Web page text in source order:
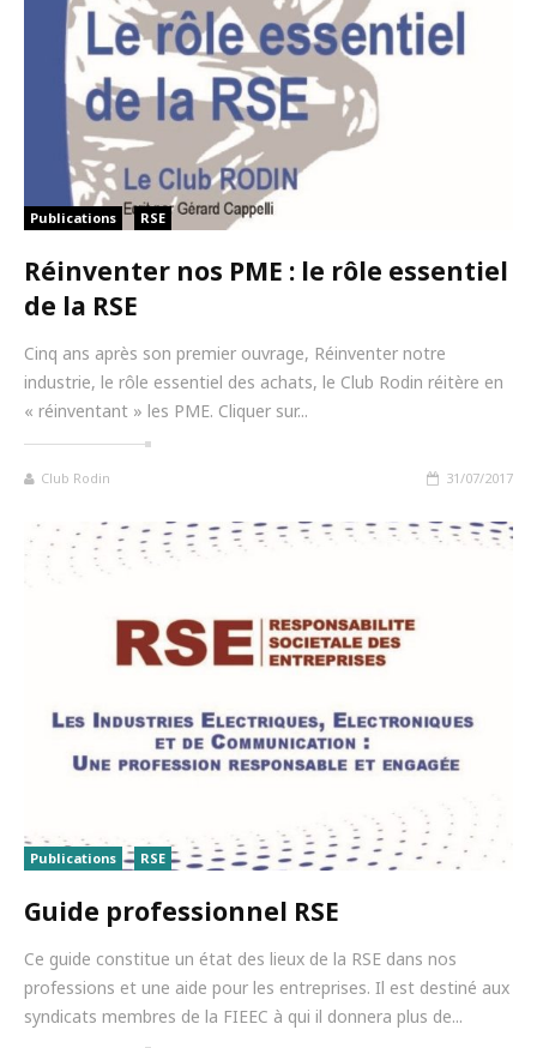
Publications RSE
Réinventer nos PME : le rôle essentiel
de la RSE
Cinq ans après son premier ouvrage, Réinventer notre
industrie, le rôle essentiel des achats, le Club Rodin réitère en
« réinventant » les PME. Cliquer sur...
Club Rodin 31/07/2017
Publications RSE
Guide professionnel RSE
Ce guide constitue un état des lieux de la RSE dans nos
professions et une aide pour les entreprises. Il est destiné aux
syndicats membres de la FIEEC à qui il donnera plus de...